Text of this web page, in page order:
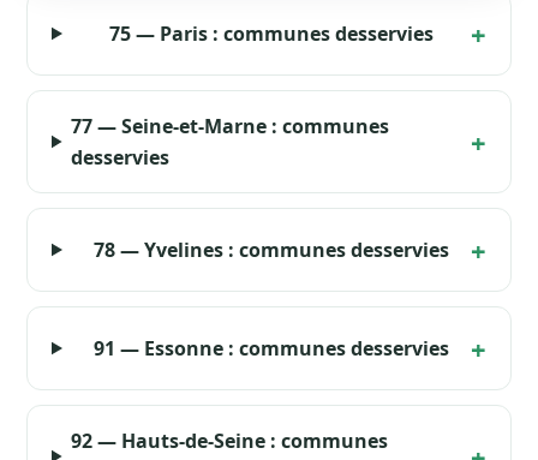
75 — Paris : communes desservies
77 — Seine-et-Marne : communes
desservies
78 — Yvelines : communes desservies
91 — Essonne : communes desservies
92 — Hauts-de-Seine : communes